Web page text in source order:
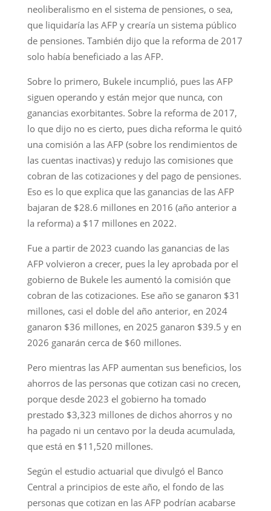
neoliberalismo en el sistema de pensiones, o sea,
que liquidaría las AFP y crearía un sistema público
de pensiones. También dijo que la reforma de 2017
solo había beneficiado a las AFP.
Sobre lo primero, Bukele incumplió, pues las AFP
siguen operando y están mejor que nunca, con
ganancias exorbitantes. Sobre la reforma de 2017,
lo que dijo no es cierto, pues dicha reforma le quitó
una comisión a las AFP (sobre los rendimientos de
las cuentas inactivas) y redujo las comisiones que
cobran de las cotizaciones y del pago de pensiones.
Eso es lo que explica que las ganancias de las AFP
bajaran de $28.6 millones en 2016 (año anterior a
la reforma) a $17 millones en 2022.
Fue a partir de 2023 cuando las ganancias de las
AFP volvieron a crecer, pues la ley aprobada por el
gobierno de Bukele les aumentó la comisión que
cobran de las cotizaciones. Ese año se ganaron $31
millones, casi el doble del año anterior, en 2024
ganaron $36 millones, en 2025 ganaron $39.5 y en
2026 ganarán cerca de $60 millones.
Pero mientras las AFP aumentan sus beneficios, los
ahorros de las personas que cotizan casi no crecen,
porque desde 2023 el gobierno ha tomado
prestado $3,323 millones de dichos ahorros y no
ha pagado ni un centavo por la deuda acumulada,
que está en $11,520 millones.
Según el estudio actuarial que divulgó el Banco
Central a principios de este año, el fondo de las
personas que cotizan en las AFP podrían acabarse